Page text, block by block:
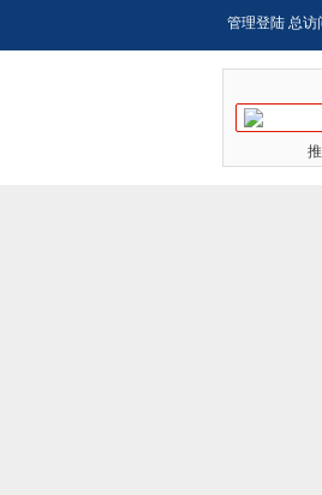
管理登陆 总访